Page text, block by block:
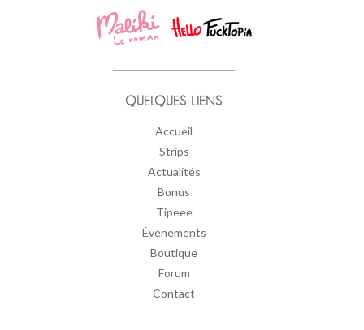
QUELQUES LIENS
Accueil
Strips
Actualités
Bonus
Tipeee
Événements
Boutique
Forum
Contact